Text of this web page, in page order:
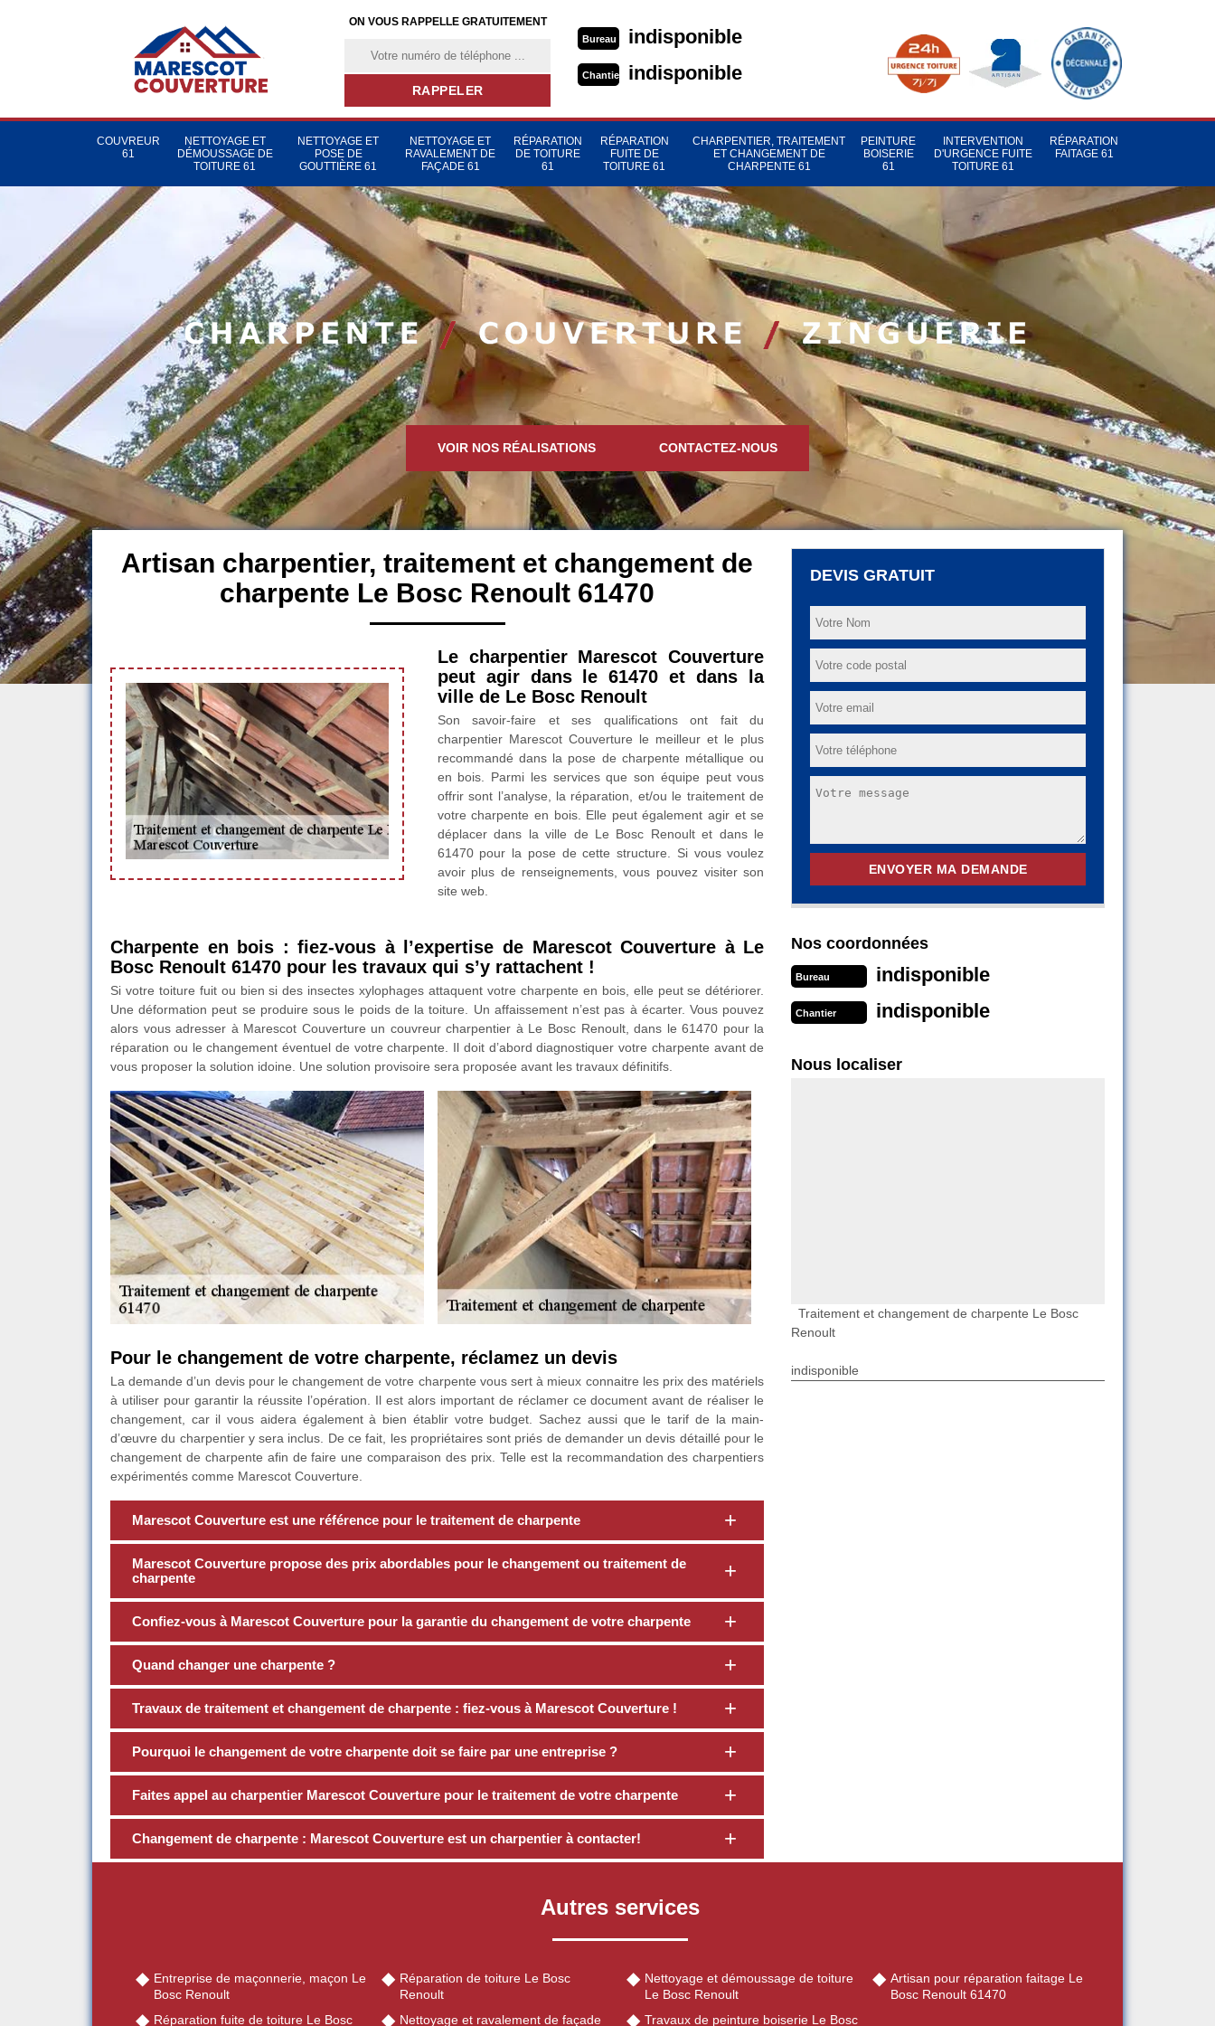
ON VOUS RAPPELLE GRATUITEMENT
Bureau indisponible
Chantier indisponible
COUVREUR
61
NETTOYAGE ET
DÉMOUSSAGE DE
TOITURE 61
NETTOYAGE ET
POSE DE
GOUTTIÈRE 61
NETTOYAGE ET
RAVALEMENT DE
FAÇADE 61
RÉPARATION
DE TOITURE
61
RÉPARATION
FUITE DE
TOITURE 61
CHARPENTIER, TRAITEMENT
ET CHANGEMENT DE
CHARPENTE 61
PEINTURE
BOISERIE
61
INTERVENTION
D'URGENCE FUITE
TOITURE 61
RÉPARATION
FAITAGE 61
VOIR NOS RÉALISATIONS CONTACTEZ-NOUS
Artisan charpentier, traitement et changement de
charpente Le Bosc Renoult 61470
Le charpentier Marescot Couverture
peut agir dans le 61470 et dans la
ville de Le Bosc Renoult
Son savoir-faire et ses qualifications ont fait du
charpentier Marescot Couverture le meilleur et le plus
recommandé dans la pose de charpente métallique ou
en bois. Parmi les services que son équipe peut vous
offrir sont l’analyse, la réparation, et/ou le traitement de
votre charpente en bois. Elle peut également agir et se
déplacer dans la ville de Le Bosc Renoult et dans le
61470 pour la pose de cette structure. Si vous voulez
avoir plus de renseignements, vous pouvez visiter son
site web.
Charpente en bois : fiez-vous à l’expertise de Marescot Couverture à Le
Bosc Renoult 61470 pour les travaux qui s’y rattachent !
Si votre toiture fuit ou bien si des insectes xylophages attaquent votre charpente en bois, elle peut se détériorer.
Une déformation peut se produire sous le poids de la toiture. Un affaissement n’est pas à écarter. Vous pouvez
alors vous adresser à Marescot Couverture un couvreur charpentier à Le Bosc Renoult, dans le 61470 pour la
réparation ou le changement éventuel de votre charpente. Il doit d’abord diagnostiquer votre charpente avant de
vous proposer la solution idoine. Une solution provisoire sera proposée avant les travaux définitifs.
Pour le changement de votre charpente, réclamez un devis
La demande d’un devis pour le changement de votre charpente vous sert à mieux connaitre les prix des matériels
à utiliser pour garantir la réussite l’opération. Il est alors important de réclamer ce document avant de réaliser le
changement, car il vous aidera également à bien établir votre budget. Sachez aussi que le tarif de la main-
d’œuvre du charpentier y sera inclus. De ce fait, les propriétaires sont priés de demander un devis détaillé pour le
changement de charpente afin de faire une comparaison des prix. Telle est la recommandation des charpentiers
expérimentés comme Marescot Couverture.
Marescot Couverture est une référence pour le traitement de charpente
Marescot Couverture propose des prix abordables pour le changement ou traitement de
charpente
Confiez-vous à Marescot Couverture pour la garantie du changement de votre charpente
Quand changer une charpente ?
Travaux de traitement et changement de charpente : fiez-vous à Marescot Couverture !
Pourquoi le changement de votre charpente doit se faire par une entreprise ?
Faites appel au charpentier Marescot Couverture pour le traitement de votre charpente
Changement de charpente : Marescot Couverture est un charpentier à contacter!
DEVIS GRATUIT
Nos coordonnées
Bureau indisponible
Chantier indisponible
Nous localiser
Traitement et changement de charpente Le Bosc
Renoult
indisponible
Autres services
Entreprise de maçonnerie, maçon Le
Bosc Renoult
Réparation fuite de toiture Le Bosc
Réparation de toiture Le Bosc
Renoult
Nettoyage et ravalement de façade
Nettoyage et démoussage de toiture
Le Bosc Renoult
Travaux de peinture boiserie Le Bosc
Artisan pour réparation faitage Le
Bosc Renoult 61470